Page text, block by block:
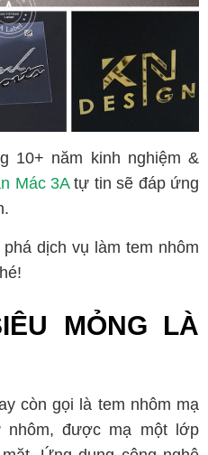
10+ năm kinh nghiệm &
Mác 3Atự tin sẽ đáp ứng
dịch vụ làm tem nhôm
MỎNG LÀ
còn gọi là tem nhôm mạ
được mạ một lớp